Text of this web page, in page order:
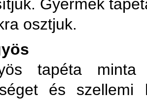
Gyermek
osztjuk.
tapéta
és szellemi